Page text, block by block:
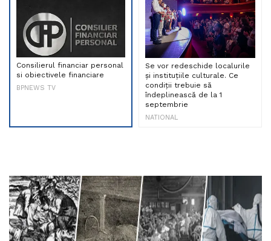
Consilierul financiar personal
si obiectivele financiare
BPNEWS TV
Se vor redeschide localurile
și instituțiile culturale. Ce
condiții trebuie să
îndeplinească de la 1
septembrie
NATIONAL